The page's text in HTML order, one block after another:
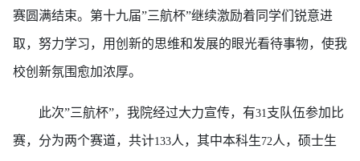
赛圆满结束。第十九届”三航杯”继续激励着同学们锐意进
取，努力学习，用创新的思维和发展的眼光看待事物，使我
校创新氛围愈加浓厚。
此次”三航杯”，我院经过大力宣传，有31支队伍参加比
赛，分为两个赛道，共计133人，其中本科生72人，硕士生